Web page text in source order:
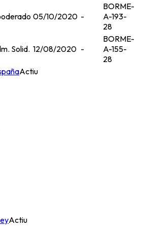
05/10/2020 -
BORME-
A-193-
28
Solid. 12/08/2020 -
BORME-
A-155-
28
Actiu
Actiu